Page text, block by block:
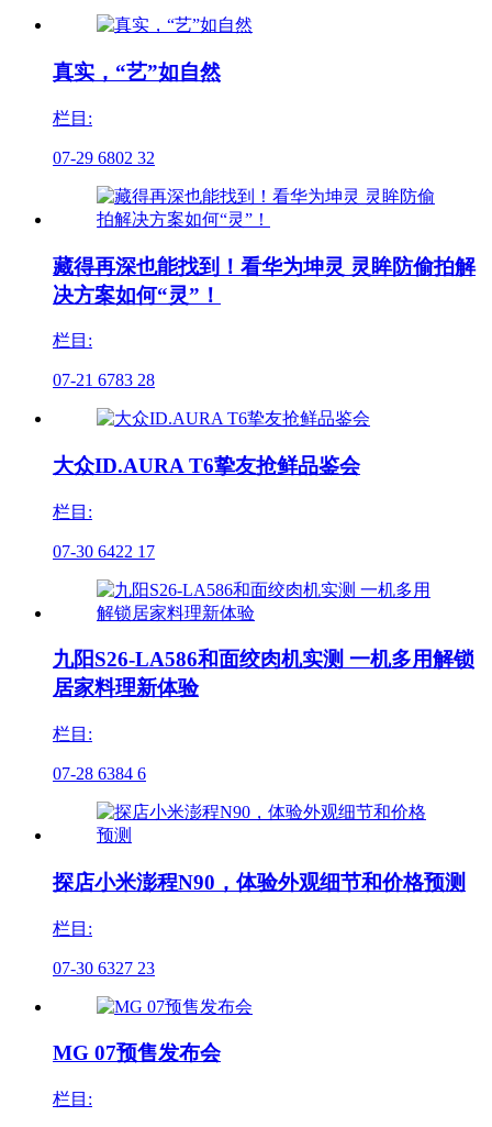
真实，“艺”如自然
栏目:
07-29 6802 32
藏得再深也能找到！看华为坤灵 灵眸防偷拍解
决方案如何“灵”！
栏目:
07-21 6783 28
大众ID.AURA T6挚友抢鲜品鉴会
栏目:
07-30 6422 17
九阳S26-LA586和面绞肉机实测 一机多用解锁
居家料理新体验
栏目:
07-28 6384 6
探店小米澎程N90，体验外观细节和价格预测
栏目:
07-30 6327 23
MG 07预售发布会
栏目: